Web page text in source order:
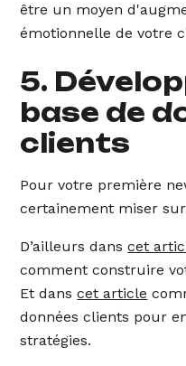
être un moyen
émotionnelle de votre
5.
base de
clients
Pour votre première
certainement miser
D’ailleurs danscet
comment construire
Et danscet article
données clients pour
stratégies.